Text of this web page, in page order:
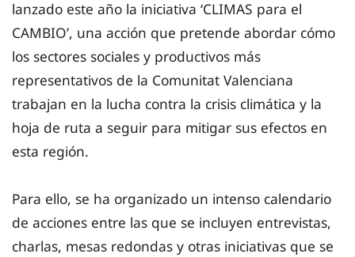
lanzado este año la iniciativa ‘CLIMAS para el
CAMBIO’, una acción que pretende abordar cómo
los sectores sociales y productivos más
representativos de la Comunitat Valenciana
trabajan en la lucha contra la crisis climática y la
hoja de ruta a seguir para mitigar sus efectos en
esta región.
Para ello, se ha organizado un intenso calendario
de acciones entre las que se incluyen entrevistas,
charlas, mesas redondas y otras iniciativas que se